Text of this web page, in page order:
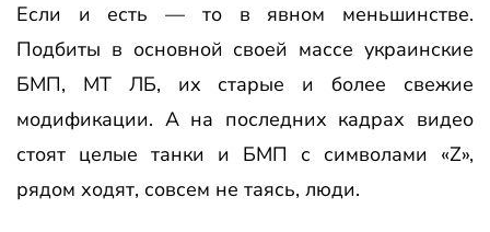
Если и есть — то в явном меньшинстве.
Подбиты в основной своей массе украинские
БМП, МТ ЛБ, их старые и более свежие
модификации. А на последних кадрах видео
стоят целые танки и БМП с символами «Z»,
рядом ходят, совсем не таясь, люди.